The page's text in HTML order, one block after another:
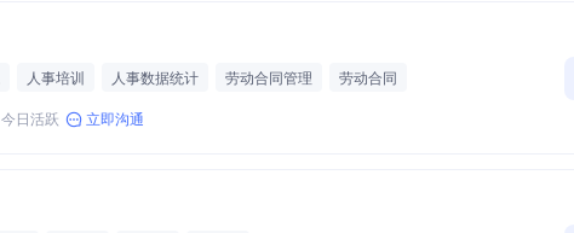
人事培训 人事数据统计 劳动合同管理
劳动合同
今日活跃 立即沟通